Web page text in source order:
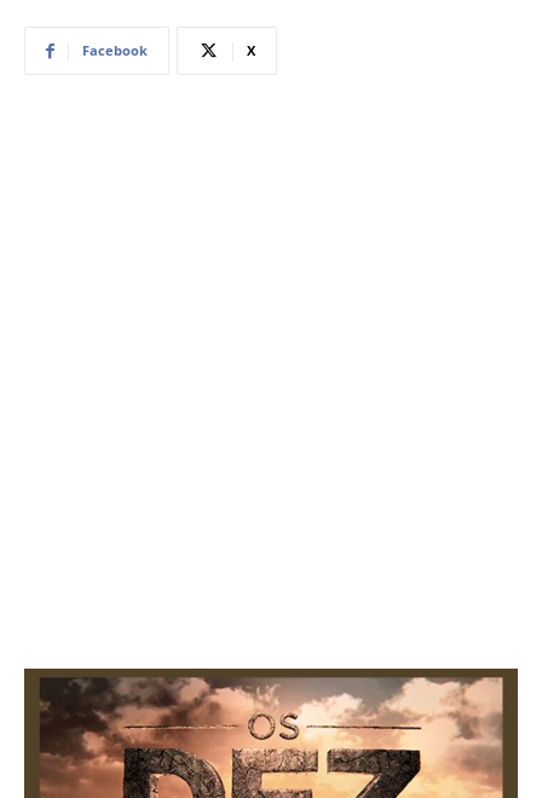
Facebook X